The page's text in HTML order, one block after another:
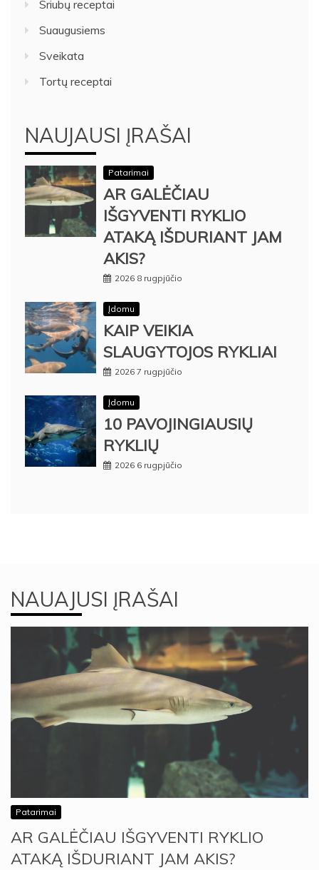
Sriubų receptai
Suaugusiems
Sveikata
Tortų receptai
NAUJAUSI ĮRAŠAI
Patarimai
AR GALĖČIAU
IŠGYVENTI RYKLIO
ATAKĄ IŠDURIANT JAM
AKIS?
2026 8 rugpjūčio
Įdomu
KAIP VEIKIA
SLAUGYTOJOS RYKLIAI
2026 7 rugpjūčio
Įdomu
10 PAVOJINGIAUSIŲ
RYKLIŲ
2026 6 rugpjūčio
NAUAJUSI ĮRAŠAI
Patarimai
AR GALĖČIAU IŠGYVENTI RYKLIO
ATAKĄ IŠDURIANT JAM AKIS?